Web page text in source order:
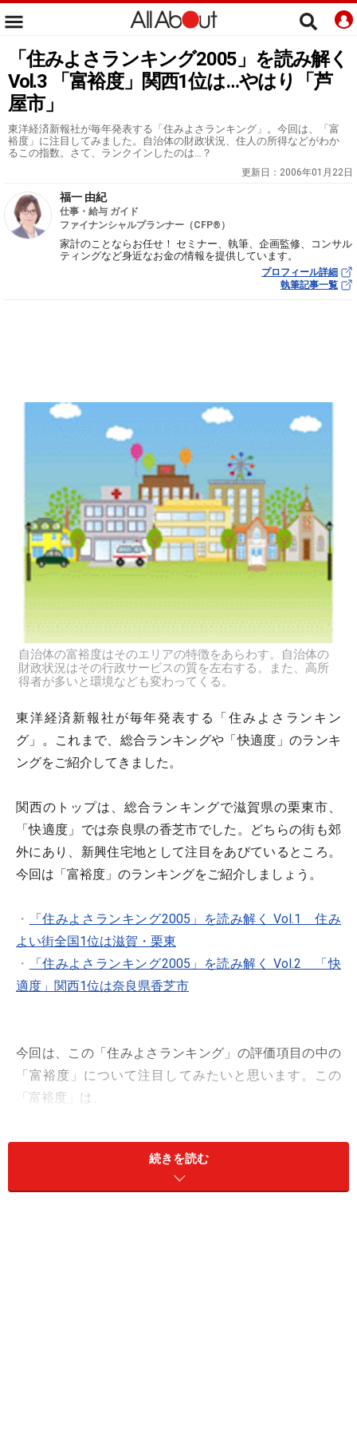
「住みよさランキング2005」を読み解く
Vol.3 「富裕度」関西1位は…やはり「芦
屋市」
東洋経済新報社が毎年発表する「住みよさランキング」。今回は、「富
裕度」に注目してみました。自治体の財政状況、住人の所得などがわか
るこの指数。さて、ランクインしたのは…？
更新日： 2006年01月22日
福一 由紀
仕事・給与 ガイド
ファイナンシャルプランナー（CFP®）
家計のことならお任せ！ セミナー、執筆、企画監修、コンサル
ティングなど身近なお金の情報を提供しています。
プロフィール詳細
執筆記事一覧
自治体の富裕度はそのエリアの特徴をあらわす。自治体の
財政状況はその行政サービスの質を左右する。また、高所
得者が多いと環境なども変わってくる。
東洋経済新報社が毎年発表する「住みよさランキン
グ」。これまで、総合ランキングや「快適度」のランキ
ングをご紹介してきました。
関西のトップは、総合ランキングで滋賀県の栗東市、
「快適度」では奈良県の香芝市でした。どちらの街も郊
外にあり、新興住宅地として注目をあびているところ。
今回は「富裕度」のランキングをご紹介しましょう。
・
「住みよさランキング2005」を読み解く Vol.1 住み
よい街全国1位は滋賀・栗東
・
「住みよさランキング2005」を読み解く Vol.2 「快
適度」関西1位は奈良県香芝市
今回は、この「住みよさランキング」の評価項目の中の
「富裕度」について注目してみたいと思います。この
「富裕度」は、
・地方税収入額（人口当たり）
・課税対象所得（納税義務者1人当たり）
の指標をもとに、ランキングされています。
続きを読む